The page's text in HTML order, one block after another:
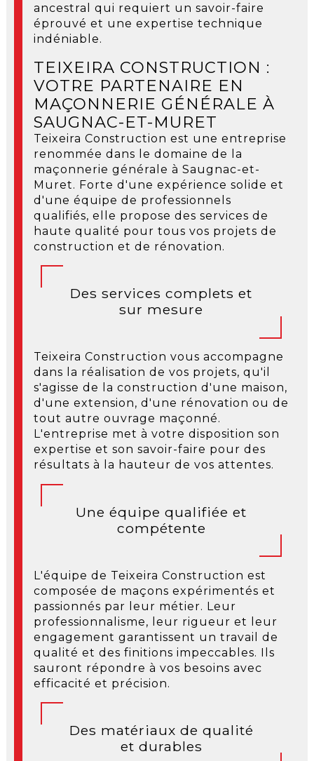
ancestral qui requiert un savoir-faire
éprouvé et une expertise technique
indéniable.
TEIXEIRA CONSTRUCTION :
VOTRE PARTENAIRE EN
MAÇONNERIE GÉNÉRALE À
SAUGNAC-ET-MURET
Teixeira Construction est une entreprise
renommée dans le domaine de la
maçonnerie générale à Saugnac-et-
Muret. Forte d'une expérience solide et
d'une équipe de professionnels
qualifiés, elle propose des services de
haute qualité pour tous vos projets de
construction et de rénovation.
Des services complets et
sur mesure
Teixeira Construction vous accompagne
dans la réalisation de vos projets, qu'il
s'agisse de la construction d'une maison,
d'une extension, d'une rénovation ou de
tout autre ouvrage maçonné.
L'entreprise met à votre disposition son
expertise et son savoir-faire pour des
résultats à la hauteur de vos attentes.
Une équipe qualifiée et
compétente
L'équipe de Teixeira Construction est
composée de maçons expérimentés et
passionnés par leur métier. Leur
professionnalisme, leur rigueur et leur
engagement garantissent un travail de
qualité et des finitions impeccables. Ils
sauront répondre à vos besoins avec
efficacité et précision.
Des matériaux de qualité
et durables